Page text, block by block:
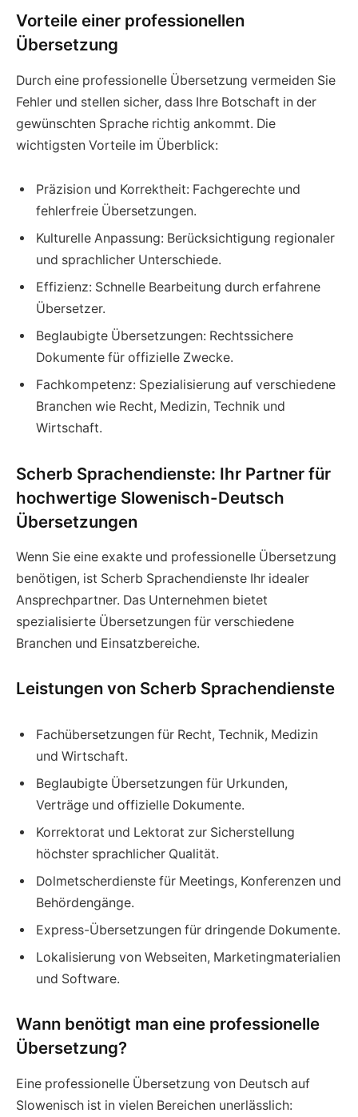
Vorteile einer professionellen
Übersetzung
Durch eine professionelle Übersetzung vermeiden Sie
Fehler und stellen sicher, dass Ihre Botschaft in der
gewünschten Sprache richtig ankommt. Die
wichtigsten Vorteile im Überblick:
Präzision und Korrektheit: Fachgerechte und
fehlerfreie Übersetzungen.
Kulturelle Anpassung: Berücksichtigung regionaler
und sprachlicher Unterschiede.
Effizienz: Schnelle Bearbeitung durch erfahrene
Übersetzer.
Beglaubigte Übersetzungen: Rechtssichere
Dokumente für offizielle Zwecke.
Fachkompetenz: Spezialisierung auf verschiedene
Branchen wie Recht, Medizin, Technik und
Wirtschaft.
Scherb Sprachendienste: Ihr Partner für
hochwertige Slowenisch-Deutsch
Übersetzungen
Wenn Sie eine exakte und professionelle Übersetzung
benötigen, ist Scherb Sprachendienste Ihr idealer
Ansprechpartner. Das Unternehmen bietet
spezialisierte Übersetzungen für verschiedene
Branchen und Einsatzbereiche.
Leistungen von Scherb Sprachendienste
Fachübersetzungen für Recht, Technik, Medizin
und Wirtschaft.
Beglaubigte Übersetzungen für Urkunden,
Verträge und offizielle Dokumente.
Korrektorat und Lektorat zur Sicherstellung
höchster sprachlicher Qualität.
Dolmetscherdienste für Meetings, Konferenzen und
Behördengänge.
Express-Übersetzungen für dringende Dokumente.
Lokalisierung von Webseiten, Marketingmaterialien
und Software.
Wann benötigt man eine professionelle
Übersetzung?
Eine professionelle Übersetzung von Deutsch auf
Slowenisch ist in vielen Bereichen unerlässlich: